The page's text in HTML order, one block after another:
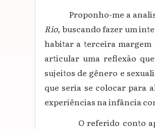
Proponho-me a
Rio, buscando fazer um
habitar a terceira margem
articular uma reflexão
sujeitos de gênero e
que seria se colocar para
experiências na infância
O referido conto